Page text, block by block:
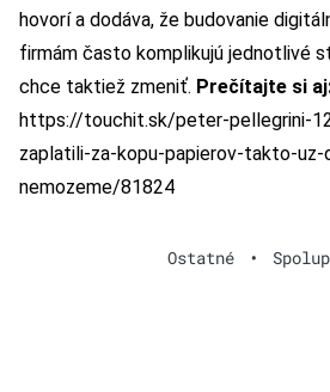
hovorí a dodáva, že budovanie
firmám často komplikujú jednotlivé
chce taktiež zmeniť. Prečítajte si
https://touchit.sk/peter-pellegrini-
zaplatili-za-kopu-papierov-takto-
nemozeme/81824
Ostatné •